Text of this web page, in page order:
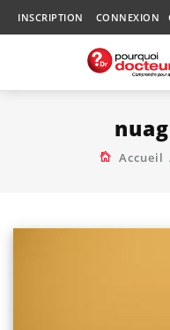
INSCRIPTION CONNEXION
Accueil